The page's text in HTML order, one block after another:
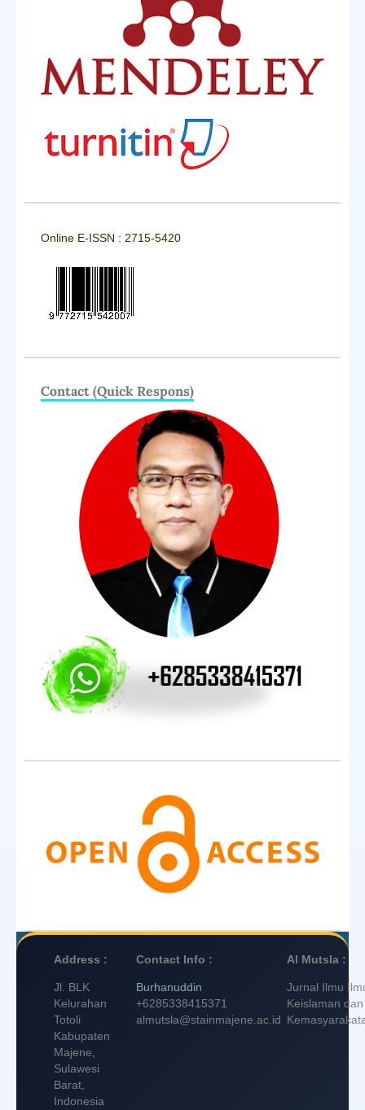
Online E-ISSN : 2715-5420
Contact (Quick Respons)
Address :
Jl. BLK
Kelurahan
Totoli
Kabupaten
Majene,
Sulawesi
Barat,
Indonesia
Contact Info :
Burhanuddin
+6285338415371
almutsla@stainmajene.ac.id
Al Mutsla :
Jurnal Ilmu
Keislaman dan